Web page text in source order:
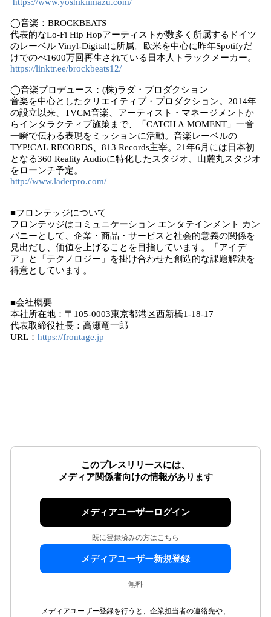
◯音楽：BROCKBEATS
代表的なLo-Fi Hip Hopアーティストが数多く所属するドイツ
のレーベル Vinyl-Digitalに所属。欧米を中心に昨年Spotifyだ
けでのべ1600万回再生されている日本人トラックメーカー。
https://linktr.ee/brockbeats12/
◯音楽プロデュース：(株)ラダ・プロダクション
音楽を中心としたクリエイティブ・プロダクション。2014年
の設立以来、TVCM音楽、アーティスト・マネージメントか
らインタラクティブ施策まで、「CATCH A MOMENT」一音
一瞬で伝わる表現をミッションに活動。音楽レーベルの
TYP!CAL RECORDS、813 Records主宰。21年6月には日本初
となる360 Reality Audioに特化したスタジオ、山麓丸スタジオ
をローンチ予定。
http://www.laderpro.com/
■フロンテッジについて
フロンテッジはコミュニケーション エンタテインメント カン
パニーとして、企業・商品・サービスと社会的意義の関係を
見出だし、価値を上げることを目指しています。「アイデ
ア」と「テクノロジー」を掛け合わせた創造的な課題解決を
得意としています。
■会社概要
本社所在地：〒105-0003東京都港区西新橋1-18-17
代表取締役社長：高瀬竜一郎
URL： https://frontage.jp
このプレスリリースには、
メディア関係者向けの情報があります
メディアユーザーログイン
既に登録済みの方はこちら
メディアユーザー新規登録
無料
メディアユーザー登録を行うと、企業担当者の連絡先や、